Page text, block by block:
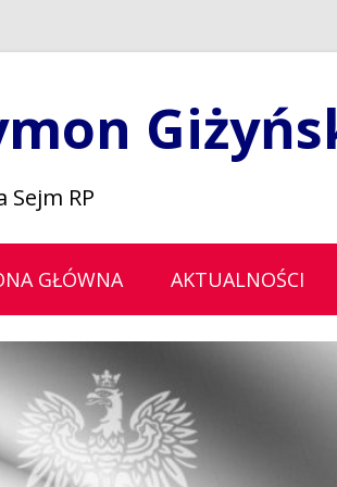
Sejm RP
GŁÓWNA AKTUALNOŚCI